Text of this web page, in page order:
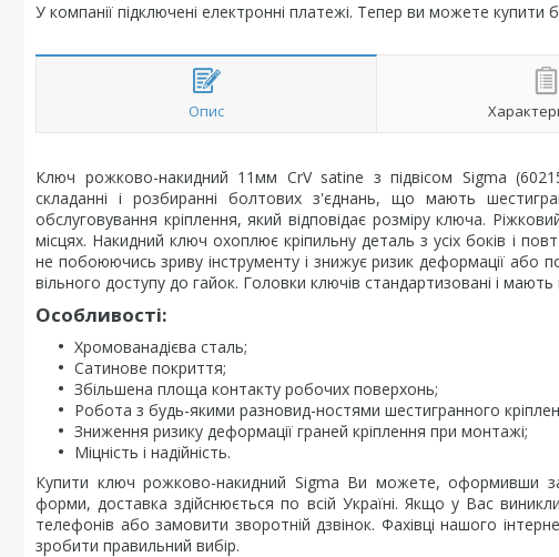
У компанії підключені електронні платежі. Тепер ви можете
Опис
Ключ рожково-накидний 11мм CrV satine з підвісом Sigma
складанні і розбиранні болтових з'єднань, що мають
обслуговування кріплення, який відповідає розміру ключа.
місцях. Накидний ключ охоплює кріпильну деталь з усіх боків і
не побоюючись зриву інструменту і знижує ризик деформації
вільного доступу до гайок. Головки ключів стандартизовані і
Особливості:
Хромованадієва сталь;
Сатинове покриття;
Збільшена площа контакту робочих поверхонь;
Робота з будь-якими разновид-ностями шестигранного
Зниження ризику деформації граней кріплення при монтажі;
Міцність і надійність.
Купити ключ рожково-накидний Sigma Ви можете, оформивши
форми, доставка здійснюється по всій Україні. Якщо у Вас
телефонів або замовити зворотній дзвінок. Фахівці нашого
зробити правильний вибір.